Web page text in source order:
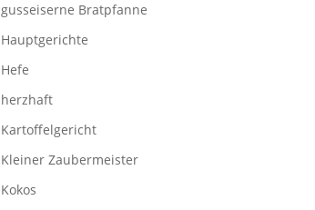
gusseiserne Bratpfanne
Hauptgerichte
Hefe
herzhaft
Kartoffelgericht
Kleiner Zaubermeister
Kokos